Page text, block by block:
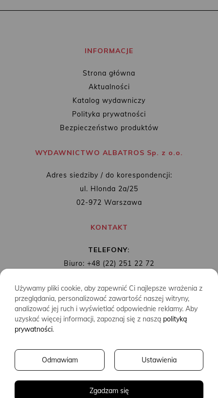
INFORMACJE
Strona główna
Aktualności
Katalog wydawniczy
Polityka prywatności
Bezpieczeństwo produktów
WYDAWNICTWO ALBATROS Sp. z o.o.
Adres siedziby / do korespondencji:
ul. Hlonda 2a/25
02-972 Warszawa
KONTAKT
TELEFONY:
Biuro: +48 (22) 251 22 72
MAIL: biuro@wydawnictwoalbatros.com
COPYRIGHTS
WYDAWNICTWO ALBATROS
CREATED BY2SIDES.PL
Używamy pliki cookie, aby zapewnić Ci najlepsze wrażenia z
przeglądania, personalizować zawartość naszej witryny,
analizować jej ruch i wyświetlać odpowiednie reklamy. Aby
uzyskać więcej informacji, zapoznaj się z naszą polityką
prywatności.
Zgadzam się
Ustawienia
Odmawiam